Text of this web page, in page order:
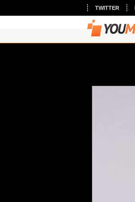
TWITTER